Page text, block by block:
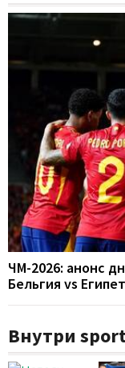
ЧМ-2026: анонс
Бельгия vs
Внутри